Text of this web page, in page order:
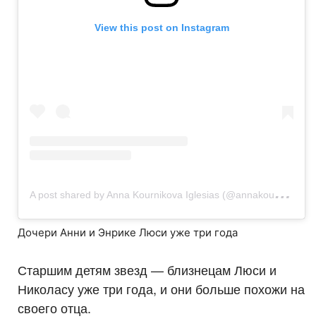
View this post on Instagram
A
post shared by Anna Kournikova Iglesias (@annakournikova)
Дочери Анни и Энрике Люси уже три года
Старшим детям звезд — близнецам Люси и
Николасу уже три года, и они больше похожи на
своего отца.